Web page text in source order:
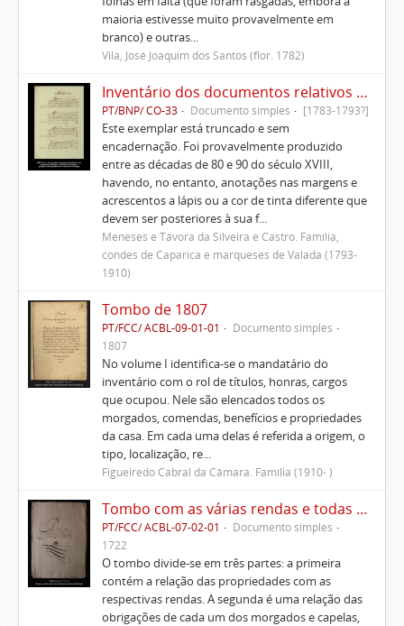
maioria estivesse muito provavelmente em
branco) e outras...
Vila, José Joaquim dos Santos (flor. 1782)
Inventário dos documentos relativos aos Morgados da Patameira, de Oliveira e de Caparica
PT/BNP/ CO-33 Documento simples [1783-1793?]
Este exemplar está truncado e sem
encadernação. Foi provavelmente produzido
entre as décadas de 80 e 90 do século XVIII,
havendo, no entanto, anotações nas margens e
acrescentos a lápis ou a cor de tinta diferente que
devem ser posteriores à sua f...
Meneses e Távora da Silveira e Castro. Família,
condes de Caparica e marqueses de Valada (1793-
1910)
Tombo de 1807
PT/FCC/ ACBL-09-01-01
Documento simples
1807
No volume I identifica-se o mandatário do
inventário com o rol de títulos, honras, cargos
que ocupou. Nele são elencados todos os
morgados, comendas, benefícios e propriedades
da casa. Em cada uma delas é referida a origem, o
tipo, localização, re...
Figueiredo Cabral da Câmara. Família (1910- )
Tombo com as várias rendas e todas as fazendas prazos e foros que pertencem a esta casa em que meu pai e senhor Pedro de Figueiredo se achava de posse até seu falecimento.
PT/FCC/ ACBL-07-02-01
Documento simples
1722
O tombo divide-se em três partes: a primeira
contém a relação das propriedades com as
respectivas rendas. A segunda é uma relação das
obrigações de cada um dos morgados e capelas,